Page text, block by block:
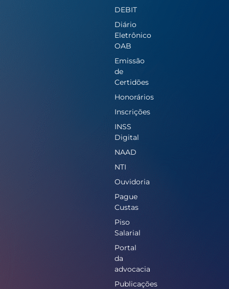
DEBIT
Diário
Eletrônico
OAB
Emissão
de
Certidões
Honorários
Inscrições
INSS
Digital
NAAD
NTI
Ouvidoria
Pague
Custas
Piso
Salarial
Portal
da
advocacia
Publicações